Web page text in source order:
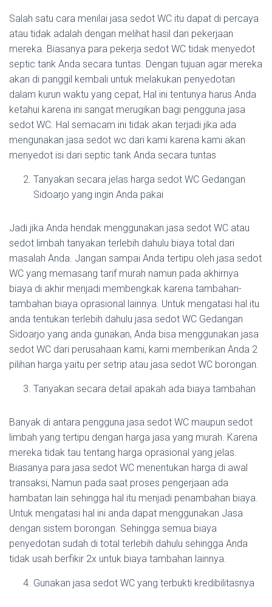
Salah satu cara menilai jasa sedot WC itu dapat di percaya
atau tidak adalah dengan melihat hasil dari pekerjaan
mereka. Biasanya para pekerja sedot WC tidak menyedot
septic tank Anda secara tuntas. Dengan tujuan agar mereka
akan di panggil kembali untuk melakukan penyedotan
dalam kurun waktu yang cepat, Hal ini tentunya harus Anda
ketahui karena ini sangat merugikan bagi pengguna jasa
sedot WC. Hal semacam ini tidak akan terjadi jika ada
mengunakan jasa sedot wc dari kami karena kami akan
menyedot isi dari septic tank Anda secara tuntas
Tanyakan secara jelas harga sedot WC Gedangan
Sidoarjo yang ingin Anda pakai
Jadi jika Anda hendak menggunakan jasa sedot WC atau
sedot limbah tanyakan terlebih dahulu biaya total dari
masalah Anda. Jangan sampai Anda tertipu oleh jasa sedot
WC yang memasang tarif murah namun pada akhirnya
biaya di akhir menjadi membengkak karena tambahan-
tambahan biaya oprasional lainnya. Untuk mengatasi hal itu
anda tentukan terlebih dahulu jasa sedot WC Gedangan
Sidoarjo yang anda gunakan, Anda bisa menggunakan jasa
sedot WC dari perusahaan kami, kami memberikan Anda 2
pilihan harga yaitu per setrip atau jasa sedot WC borongan.
Tanyakan secara detail apakah ada biaya tambahan
Banyak di antara pengguna jasa sedot WC maupun sedot
limbah yang tertipu dengan harga jasa yang murah. Karena
mereka tidak tau tentang harga oprasional yang jelas.
Biasanya para jasa sedot WC menentukan harga di awal
transaksi, Namun pada saat proses pengerjaan ada
hambatan lain sehingga hal itu menjadi penambahan biaya.
Untuk mengatasi hal ini anda dapat menggunakan Jasa
dengan sistem borongan. Sehingga semua biaya
penyedotan sudah di total terlebih dahulu sehingga Anda
tidak usah berfikir 2x untuk biaya tambahan lainnya.
Gunakan jasa sedot WC yang terbukti kredibilitasnya